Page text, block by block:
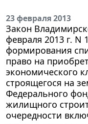
23 февраля 2013
Закон
февраля 2013 г.
формирования
право на
экономического
строящегося на
Федерального
жилищного
очередности